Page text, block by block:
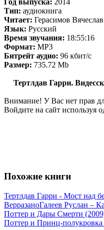
Год выпуска: 2014
Тип: аудиокнига
Читает: Герасимов Вячеслав
Язык: Русский
Время звучания: 18:55:16
Формат: MP3
Битрейт аудио: 96 кбит/c
Размер: 735.72 Мb
Тертлдав Гарри.
Внимание! У Вас нет прав
Войдите на сайт используя
Похожие книги
Тертлдав Гарри - Мост над
ВерразаноГалеев Руслан –
Поттер и Дары Смерти
Поттер и Принц-полукровка